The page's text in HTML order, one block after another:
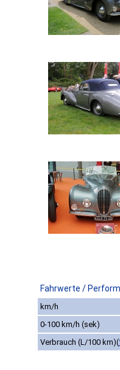
Fahrwerte /
km/h
0-100 km/h (sek)
Verbrauch (L/100 km)(